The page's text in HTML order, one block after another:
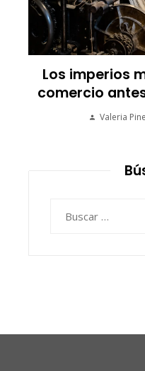
Los imperios
comercio
Valeria